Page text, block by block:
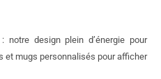
design plein d’énergie pour
et mugs personnalisés pour afficher